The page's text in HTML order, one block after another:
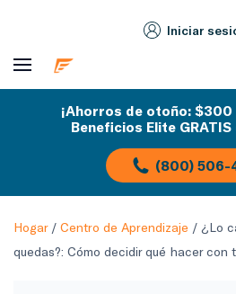
Iniciar
¡Ahorros de otoño: $300
Beneficios Elite
(800) 506-
Hogar/ Centro de Aprendizaje / ¿Lo
quedas?: Cómo decidir qué hacer con